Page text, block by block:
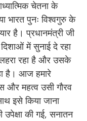
चेतना के
पुनः विश्वगुरु के
है। प्रधानमंत्री जी
में सुनाई दे रहा
रहा है और उसके
है। आज हमारे
और महत्व उसी गौरव
इसे किया जाना
उपेक्षा की गई, सनातन